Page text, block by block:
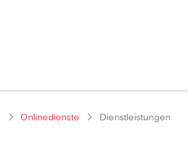
Onlinedienste Dienstleistungen